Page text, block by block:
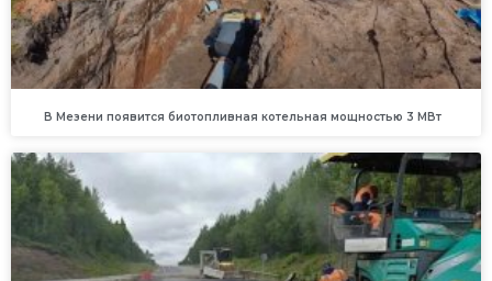
В Мезени появится биотопливная котельная мощностью 3 МВт